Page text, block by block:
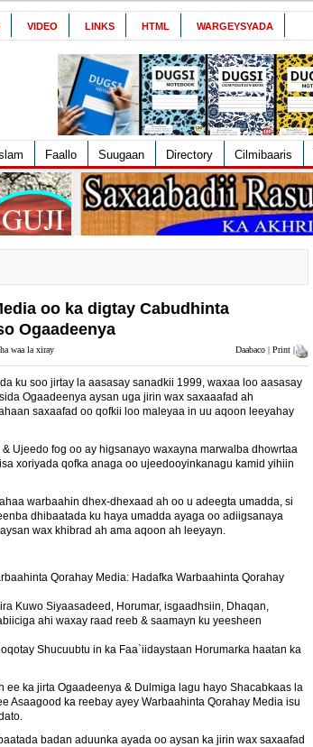
VIDEO LINKS HTML WARGEYSYADA
Faallo Suugaan Directory Cilmibaaris
oo ka digtay Cabudhinta
Ogaadeenya
Daabaco | Print |
waa la xiray
ku soo jirtay la aasasay sanadkii 1999, waxaa loo aasasay
Ogaadeenya aysan uga jirin wax saxaaafad ah
saxaafad oo qofkii loo maleyaa in uu aqoon leeyahay
Ujeedo fog oo ay higsanayo waxayna marwalba dhowrtaa
xoriyada qofka anaga oo ujeedooyinkanagu kamid yihiin
warbaahin dhex-dhexaad ah oo u adeegta umadda, si
dhibaatada ku haya umadda ayaga oo adiigsanaya
wax khibrad ah ama aqoon ah leeyayn.
Qorahay Media: Hadafka Warbaahinta Qorahay
Kuwo Siyaasadeed, Horumar, isgaadhsiin, Dhaqan,
ahi waxay raad reeb & saamayn ku yeesheen
Shucuubtu in ka Faa`iidaystaan Horumarka haatan ka
ka jirta Ogaadeenya & Dulmiga lagu hayo Shacabkaas la
Asaagood ka reebay ayey Warbaahinta Qorahay Media isu
badan aduunka ayada oo aysan ka jirin wax saxaafad